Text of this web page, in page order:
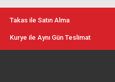
Takas ile Satın Alma
Kurye ile Aynı Gün Teslimat